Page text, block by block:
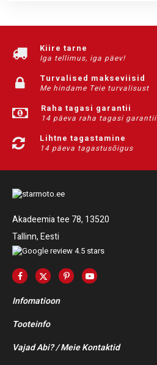
Kiire tarne
Iga tellimus, iga päev!
Turvalised makseviisid
Me hindame Teie turvalisust
Raha tagasi garantii
14 päeva raha tagasi garantii
Lihtne tagastamine
14 päeva tagastusõigus
Akadeemia tee 78, 13520
Tallinn, Eesti
Infomatioon
Tooteinfo
Vajad Abi? / Meie Kontaktid